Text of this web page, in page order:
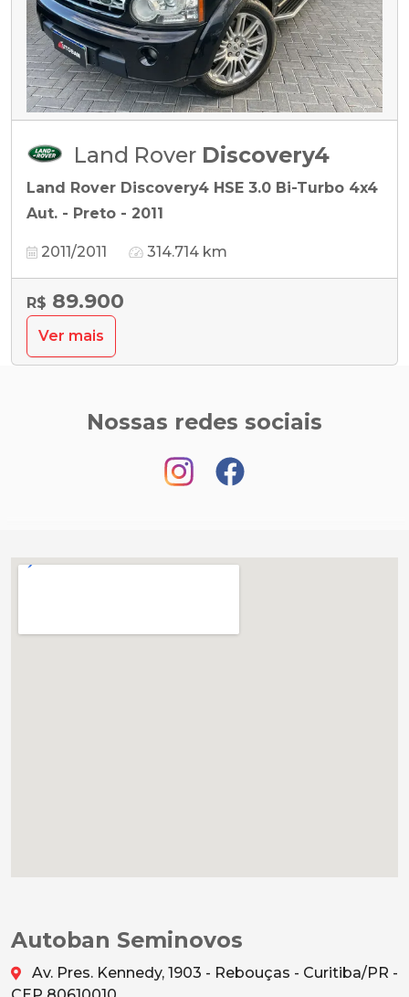
Land Rover Discovery4
Land Rover Discovery4 HSE 3.0 Bi-Turbo 4x4
Aut. - Preto - 2011
2011/2011 314.714 km
R$ 89.900
Ver mais
Nossas redes sociais
Autoban Seminovos
Av. Pres. Kennedy, 1903 - Rebouças - Curitiba/PR -